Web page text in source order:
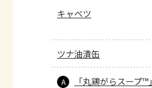
キャベツ
ツナ油漬缶
A 「丸鶏がらスープ™」